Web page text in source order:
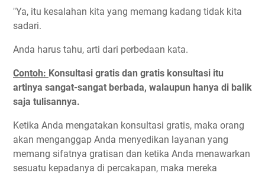
"Ya, itu kesalahan kita yang memang kadang tidak kita
sadari.
Anda harus tahu, arti dari perbedaan kata.
Contoh: Konsultasi gratis dan gratis konsultasi itu
artinya sangat-sangat berbada, walaupun hanya di balik
saja tulisannya.
Ketika Anda mengatakan konsultasi gratis, maka orang
akan menganggap Anda menyedikan layanan yang
memang sifatnya gratisan dan ketika Anda menawarkan
sesuatu kepadanya di percakapan, maka mereka